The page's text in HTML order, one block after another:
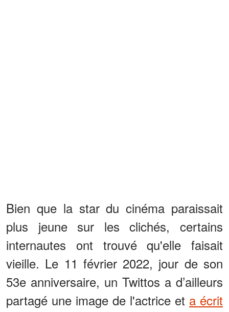
Bien que la star du cinéma paraissait
plus jeune sur les clichés, certains
internautes ont trouvé qu'elle faisait
vieille. Le 11 février 2022, jour de son
53e anniversaire, un Twittos a d’ailleurs
partagé une image de l'actrice et a écrit